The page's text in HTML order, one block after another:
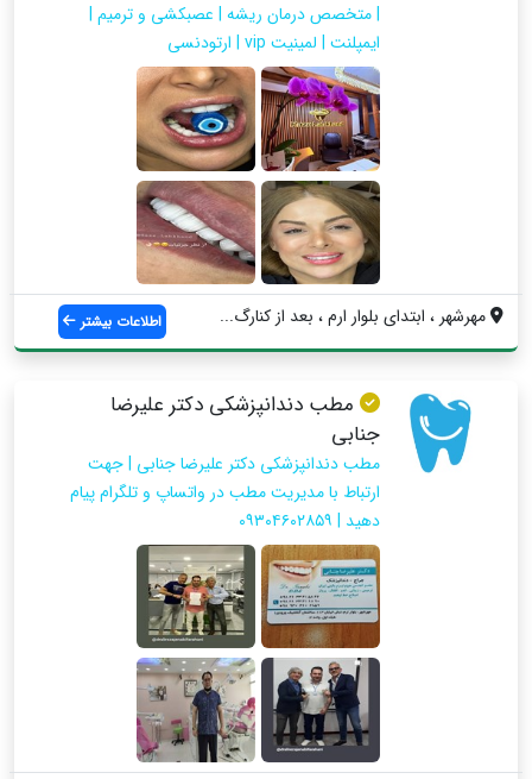
| متخصص درمان ریشه | عصبکشی و ترمیم |
ایمپلنت | لمینیت vip | ارتودنسی
مهرشهر ، ابتدای بلوار ارم ، بعد از کنارگ... اطلاعات بیشتر
مطب دندانپزشکی دکتر علیرضا
جنابی
مطب دندانپزشکی دکتر علیرضا جنابی | جهت
ارتباط با مدیریت مطب در واتساپ و تلگرام پیام
دهید | ۰۹۳۰۴۶۰۲۸۵۹